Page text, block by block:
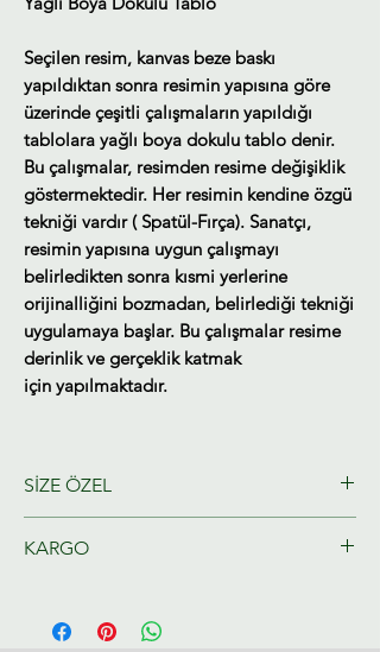
Seçilen resim, kanvas beze baskı
yapıldıktan sonra resimin yapısına göre
üzerinde çeşitli çalışmaların yapıldığı
tablolara yağlı boya dokulu tablo denir.
Bu çalışmalar, resimden resime değişiklik
göstermektedir. Her resimin kendine özgü
tekniği vardır ( Spatül-Fırça). Sanatçı,
resimin yapısına uygun çalışmayı
belirledikten sonra kısmi yerlerine
orijinalliğini bozmadan, belirlediği tekniği
uygulamaya başlar. Bu çalışmalar resime
derinlik ve gerçeklik katmak
için yapılmaktadır.
SİZE ÖZEL
Ressamlarımız tarafından size özel
KARGO